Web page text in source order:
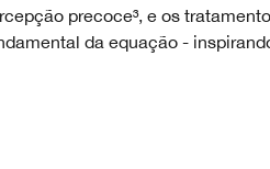
precoce³, e os
da equação -